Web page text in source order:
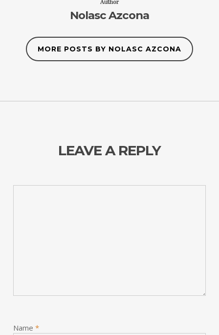
Author
Nolasc Azcona
MORE POSTS BY NOLASC AZCONA
LEAVE A REPLY
Name *